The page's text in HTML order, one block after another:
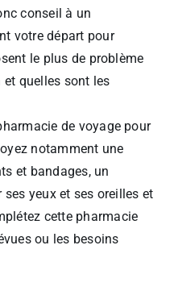
conseil à un
votre départ pour
le plus de problème
quelles sont les
de voyage pour
notamment une
et bandages, un
yeux et ses oreilles et
cette pharmacie
ou les besoins